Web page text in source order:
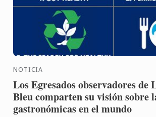
NOTICIA
Los Egresados observadores de
Bleu comparten su visión sobre
gastronómicas en el mundo